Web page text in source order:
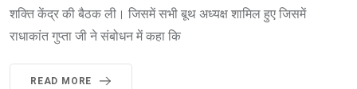
शक्ति केंद्र की बैठक ली। जिसमें सभी बूथ अध्यक्ष शामिल हुए जिसमें
राधाकांत गुप्ता जी ने संबोधन में कहा कि
READ MORE